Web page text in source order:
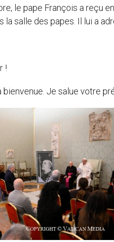
le pape François a reçu
salle des papes. Il lui a
!
bienvenue. Je salue votre